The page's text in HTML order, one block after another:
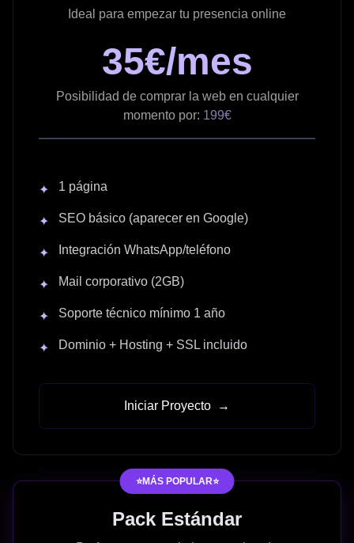
Ideal para empezar tu presencia online
35€/mes
Posibilidad de comprar la web en cualquier
momento por: 199€
✦ 1 página
✦ SEO básico (aparecer en Google)
✦ Integración WhatsApp/teléfono
✦ Mail corporativo (2GB)
✦ Soporte técnico mínimo 1 año
✦ Dominio + Hosting + SSL incluido
Iniciar Proyecto →
⭐MÁS POPULAR⭐
Pack Estándar